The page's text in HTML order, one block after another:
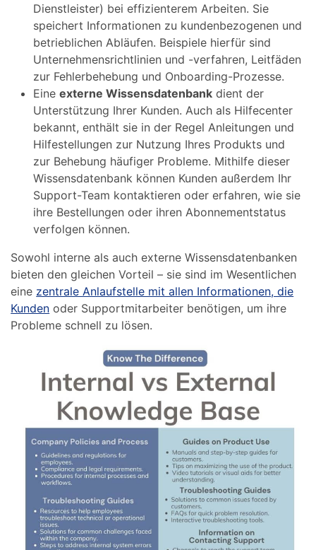
Dienstleister) bei effizienterem Arbeiten. Sie
speichert Informationen zu kundenbezogenen und
betrieblichen Abläufen. Beispiele hierfür sind
Unternehmensrichtlinien und -verfahren, Leitfäden
zur Fehlerbehebung und Onboarding-Prozesse.
Eineexterne Wissensdatenbank dient der
Unterstützung Ihrer Kunden. Auch als Hilfecenter
bekannt, enthält sie in der Regel Anleitungen und
Hilfestellungen zur Nutzung Ihres Produkts und
zur Behebung häufiger Probleme. Mithilfe dieser
Wissensdatenbank können Kunden außerdem Ihr
Support-Team kontaktieren oder erfahren, wie sie
ihre Bestellungen oder ihren Abonnementstatus
verfolgen können.
Sowohl interne als auch externe Wissensdatenbanken
bieten den gleichen Vorteil – sie sind im Wesentlichen
eine zentrale Anlaufstelle mit allen Informationen, die
Kunden oder Supportmitarbeiter benötigen, um ihre
Probleme schnell zu lösen.